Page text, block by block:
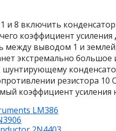
и 8 включить
коэффициент
между выводом 1 и
экстремально
шунтирующему
резистора 10
коэффициент усиления
LM386